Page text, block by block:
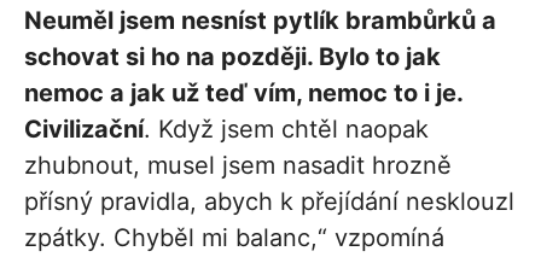
Neuměl jsem nesníst pytlík brambůrků a
schovat si ho na později. Bylo to jak
nemoc a jak už teď vím, nemoc to i je.
Civilizační. Když jsem chtěl naopak
zhubnout, musel jsem nasadit hrozně
přísný pravidla, abych k přejídání nesklouzl
zpátky. Chyběl mi balanc,“ vzpomíná